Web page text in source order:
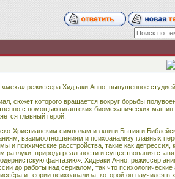
режиссера Хидэаки Анно, выпущенное студией
сюжет которого вращается вокруг борьбы
с помощью гигантских биомеханических машин
главный герой.
Христианским символам из книги Бытия и
взаимоотношениям и психоанализу главных
и психические расстройства, такие как депрессия,
разлуки; природа реальности и существования
фантазию». Хидеаки Анно, режиссёр
до работы над сериалом, так что
и теории психоанализа, которой он научился в